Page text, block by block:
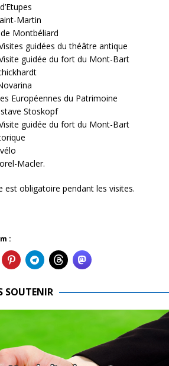
Martin
Montbéliard
guidées du théâtre antique
guidée du fort du Mont-Bart
Européennes du Patrimoine
Stoskopf
guidée du fort du Mont-Bart
Macler.
est obligatoire pendant les visites.
:
SOUTENIR